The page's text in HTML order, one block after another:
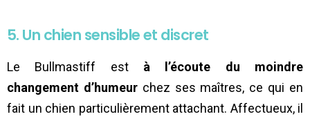
5. Un chien sensible et discret
Le Bullmastiff està l’écoute du moindre
changement d’humeurchez ses maîtres, ce qui en
fait un chien particulièrement attachant. Affectueux, il